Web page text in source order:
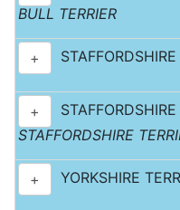
BULL TERRIER
+
+
STAFFORDSHIRE
+ YORKSHIRE